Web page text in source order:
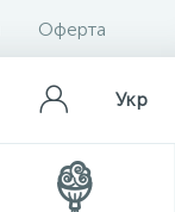
Оферта
Укр